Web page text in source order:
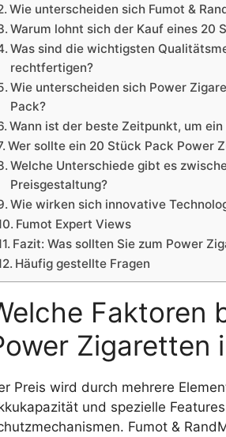
Wie unterscheiden sich Fumot &
Warum lohnt sich der Kauf eines 20
Was sind die wichtigsten
rechtfertigen?
Wie unterscheiden sich Power
Pack?
Wann ist der beste Zeitpunkt, um
Wer sollte ein 20 Stück Pack Power
Welche Unterschiede gibt es
Preisgestaltung?
Wie wirken sich innovative
Fumot Expert Views
Fazit: Was sollten Sie zum Power
Häufig gestellte Fragen
Faktoren
Zigaretten
Preis wird durch mehrere
und spezielle
Fumot &